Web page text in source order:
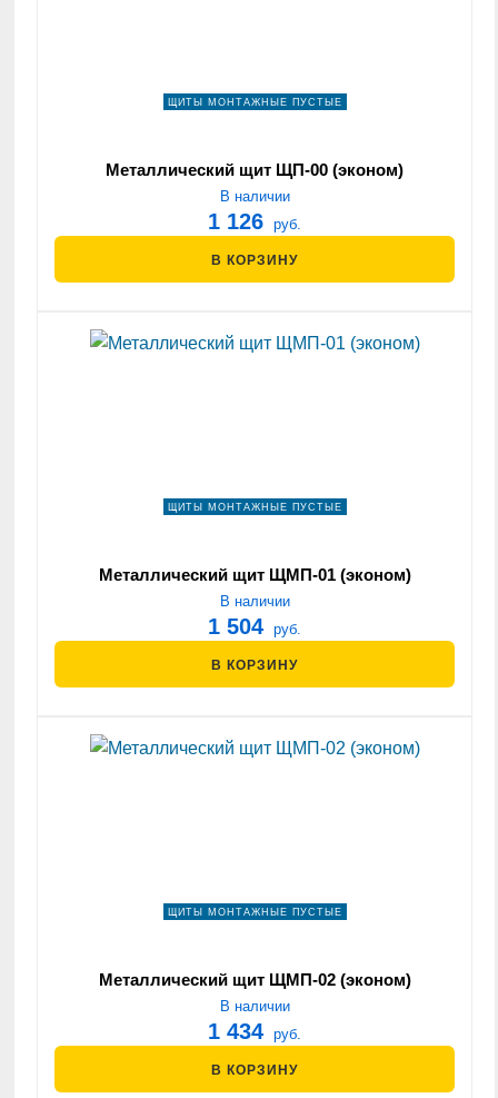
ЩИТЫ МОНТАЖНЫЕ ПУСТЫЕ
Металлический щит ЩП-00 (эконом)
В наличии
1 126 руб.
В КОРЗИНУ
ЩИТЫ МОНТАЖНЫЕ ПУСТЫЕ
Металлический щит ЩМП-01 (эконом)
В наличии
1 504 руб.
В КОРЗИНУ
ЩИТЫ МОНТАЖНЫЕ ПУСТЫЕ
Металлический щит ЩМП-02 (эконом)
В наличии
1 434 руб.
В КОРЗИНУ